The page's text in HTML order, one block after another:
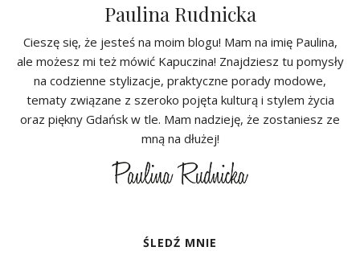
Paulina Rudnicka
Cieszę się, że jesteś na moim blogu! Mam na imię Paulina,
ale możesz mi też mówić Kapuczina! Znajdziesz tu pomysły
na codzienne stylizacje, praktyczne porady modowe,
tematy związane z szeroko pojęta kulturą i stylem życia
oraz piękny Gdańsk w tle. Mam nadzieję, że zostaniesz ze
mną na dłużej!
ŚLEDŹ MNIE